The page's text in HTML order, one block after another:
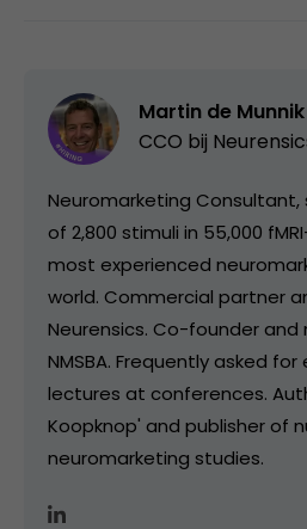
Martin de Munnik
CCO bij
Neuromarketing
of 2,800 stimuli in 55,000
most experienced
world. Commercial partner
Neurensics. Co-founder
NMSBA. Frequently asked
lectures at conferences.
Koopknop' and publisher of
neuromarketing studies.